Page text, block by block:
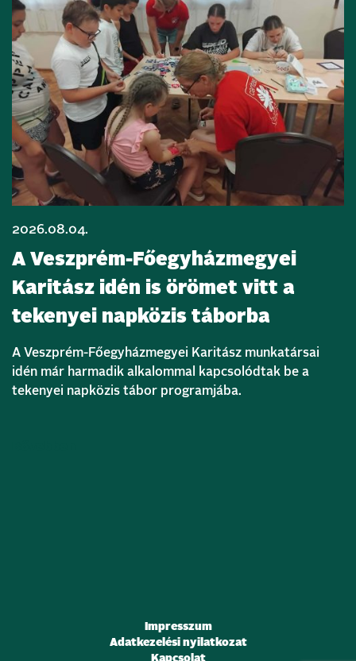
2026.08.04.
A Veszprém-Főegyházmegyei
Karitász idén is örömet vitt a
tekenyei napközis táborba
A Veszprém-Főegyházmegyei Karitász munkatársai
idén már harmadik alkalommal kapcsolódtak be a
tekenyei napközis tábor programjába.
Impresszum
Adatkezelési nyilatkozat
Kapcsolat